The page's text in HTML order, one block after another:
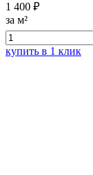
1 400 ₽
за м²
купить в 1 клик